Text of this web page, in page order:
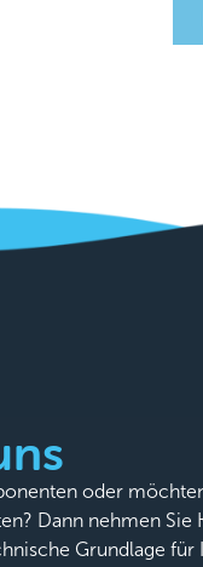
oder
Dann nehmen Sie
Grundlage für